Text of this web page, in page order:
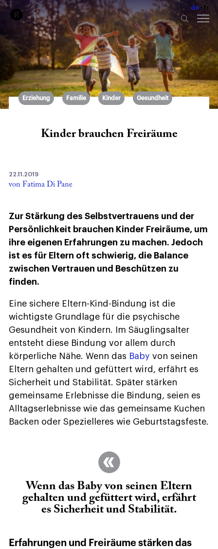
de fr
Erziehung Familie Kinder Gesundheit
Kinder brauchen Freiräume
22.11.2019
von Fatima Di Pane
Zur Stärkung des Selbstvertrauens und der
Persönlichkeit brauchen Kinder Freiräume, um
ihre eigenen Erfahrungen zu machen. Jedoch
ist es für Eltern oft schwierig, die Balance
zwischen Vertrauen und Beschützen zu
finden.
Eine sichere Eltern-Kind-Bindung ist die
wichtigste Grundlage für die psychische
Gesundheit von Kindern. Im Säuglingsalter
entsteht diese Bindung vor allem durch
körperliche Nähe. Wenn das Baby von seinen
Eltern gehalten und gefüttert wird, erfährt es
Sicherheit und Stabilität. Später stärken
gemeinsame Erlebnisse die Bindung, seien es
Alltagserlebnisse wie das gemeinsame Kuchen
Backen oder Spezielleres wie Geburtstagsfeste.
Wenn das Baby von seinen Eltern
gehalten und gefüttert wird, erfährt
es Sicherheit und Stabilität.
Erfahrungen und Freiräume stärken das